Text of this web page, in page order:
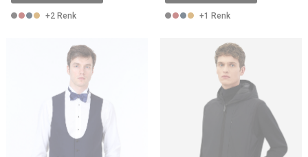
+2 Renk +1 Renk